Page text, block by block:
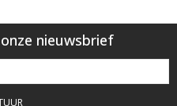
nieuwsbrief